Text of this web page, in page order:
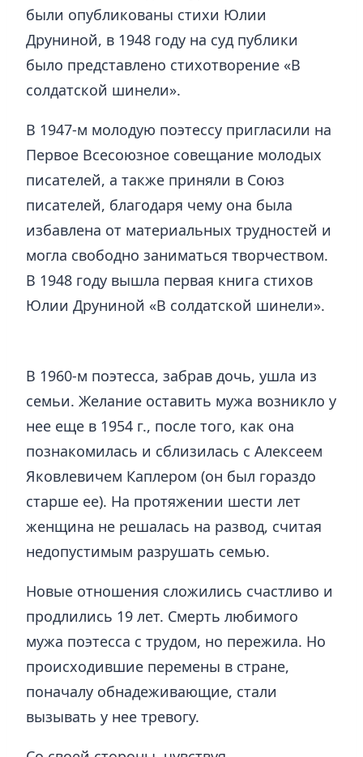
были опубликованы стихи Юлии
Друниной, в 1948 году на суд публики
было представлено стихотворение «В
солдатской шинели».
В 1947-м молодую поэтессу пригласили на
Первое Всесоюзное совещание молодых
писателей, а также приняли в Союз
писателей, благодаря чему она была
избавлена от материальных трудностей и
могла свободно заниматься творчеством.
В 1948 году вышла первая книга стихов
Юлии Друниной «В солдатской шинели».
В 1960-м поэтесса, забрав дочь, ушла из
семьи. Желание оставить мужа возникло у
нее еще в 1954 г., после того, как она
познакомилась и сблизилась с Алексеем
Яковлевичем Каплером (он был гораздо
старше ее). На протяжении шести лет
женщина не решалась на развод, считая
недопустимым разрушать семью.
Новые отношения сложились счастливо и
продлились 19 лет. Смерть любимого
мужа поэтесса с трудом, но пережила. Но
происходившие перемены в стране,
поначалу обнадеживающие, стали
вызывать у нее тревогу.